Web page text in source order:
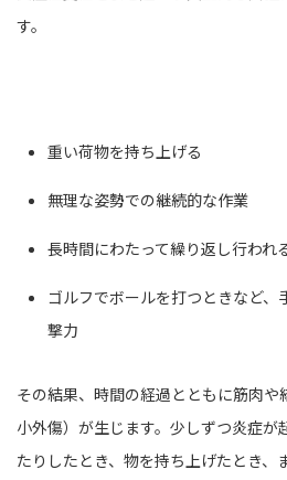
す。
重い荷物を持ち上げる
無理な姿勢での継続的な作業
長時間にわたって繰り返し行われ
ゴルフでボールを打つときなど
撃力
その結果、時間の経過とともに筋肉
小外傷）が生じます。少しずつ炎症が
たりしたとき、物を持ち上げたとき、